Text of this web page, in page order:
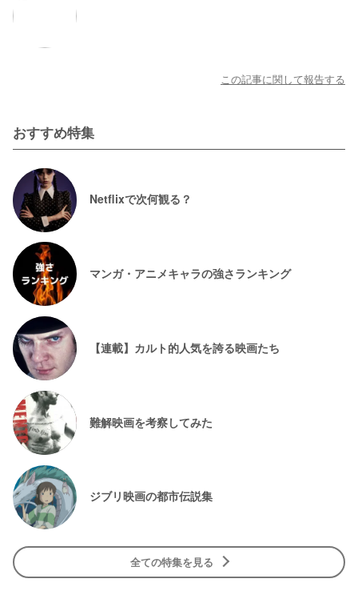
この記事に関して報告する
おすすめ特集
Netflixで次何観る？
マンガ・アニメキャラの強さランキング
【連載】カルト的人気を誇る映画たち
難解映画を考察してみた
ジブリ映画の都市伝説集
全ての特集を見る